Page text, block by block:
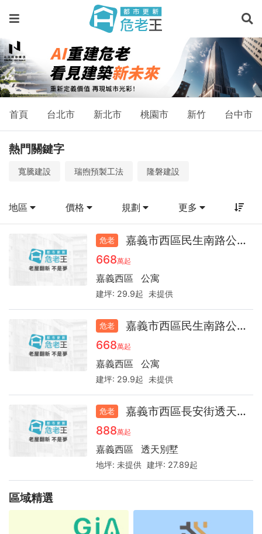
物
－
預
售
屋、
新
成
屋、
物
件
首頁 台北市 新北市 桃園市 新竹 台中市
熱門關鍵字
寬騰建設 瑞煦預製工法 隆磐建設
地區 價格 規劃 更多
危老
嘉義市西區民生南路公寓41.0
668萬起
嘉義西區 公寓
建坪: 29.9起 未提供
危老
嘉義市西區民生南路公寓41.0
668萬起
嘉義西區 公寓
建坪: 29.9起 未提供
危老
嘉義市西區長安街透天39.5
888萬起
嘉義西區 透天別墅
地坪:未提供 建坪: 27.89起
區域精選